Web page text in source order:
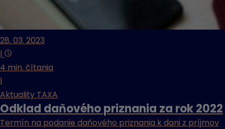
28. 03. 2023
|
4 min. čítania
|
Aktuality TAXA
Odklad daňového priznania za rok 2022
Termín na podanie daňového priznania k dani z príjmov